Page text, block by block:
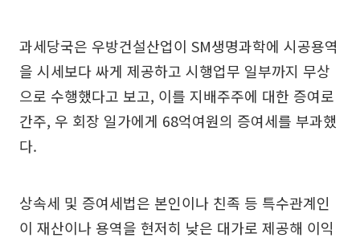
과세당국은 우방건설산업이 SM생명과학에 시공용역
을 시세보다 싸게 제공하고 시행업무 일부까지 무상
으로 수행했다고 보고, 이를 지배주주에 대한 증여로
간주, 우 회장 일가에게 68억여원의 증여세를 부과했
다.
상속세 및 증여세법은 본인이나 친족 등 특수관계인
이 재산이나 용역을 현저히 낮은 대가로 제공해 이익